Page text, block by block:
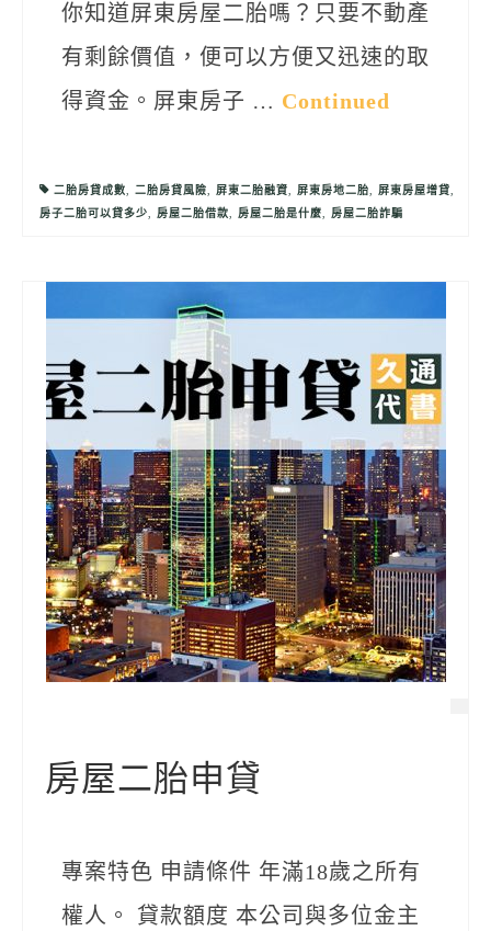
你知道屏東房屋二胎嗎？只要不動產
有剩餘價值，便可以方便又迅速的取
得資金。屏東房子 … Continued
二胎房貸成數, 二胎房貸風險, 屏東二胎融資, 屏東房地二胎, 屏東房屋增貸,
房子二胎可以貸多少, 房屋二胎借款, 房屋二胎是什麼, 房屋二胎詐騙
房屋二胎申貸
專案特色 申請條件 年滿18歲之所有
權人。 貸款額度 本公司與多位金主